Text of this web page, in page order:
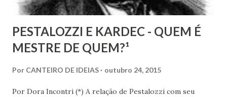
PESTALOZZI E KARDEC - QUEM É
MESTRE DE QUEM?¹
Por CANTEIRO DE IDEIAS outubro 24, 2015
Por Dora Incontri (*) A relação de Pestalozzi com seu